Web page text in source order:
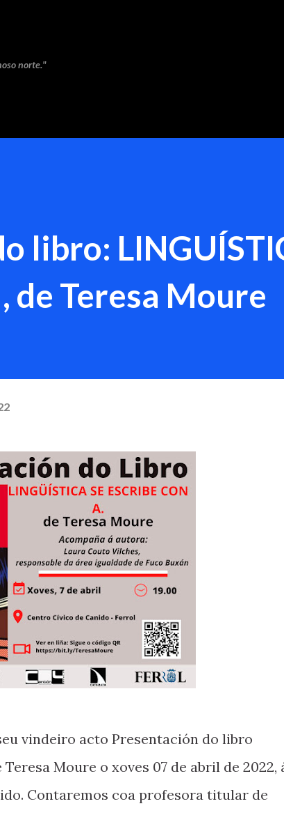
norte."
libro:
de Teresa Moure
vindeiro acto Presentación do libro
Moure o xoves 07 de abril de 2022,
Contaremos coa profesora titular de